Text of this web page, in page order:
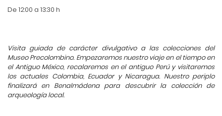
De 12:00 a 13:30 h
Visita guiada de carácter divulgativo a las colecciones del
Museo Precolombino. Empezaremos nuestro viaje en el tiempo en
el Antiguo México, recalaremos en el antiguo Perú y visitaremos
los actuales Colombia, Ecuador y Nicaragua. Nuestro periplo
finalizará en Benalmádena para descubrir la colección de
arqueología local.